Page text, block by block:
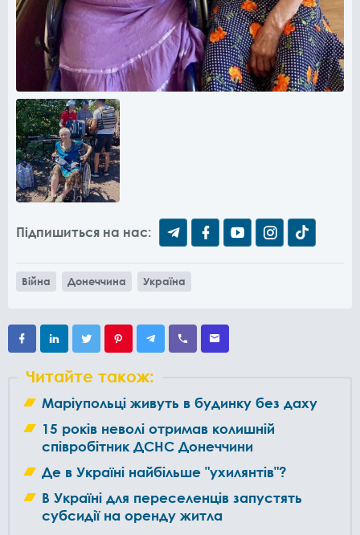
Підпишиться на нас:
Війна Донеччина Україна
Читайте також:
Маріупольці живуть в будинку без даху
15 років неволі отримав колишній
співробітник ДСНС Донеччини
Де в Україні найбільше "ухилянтів"?
В Україні для переселенців запустять
субсидії на оренду житла